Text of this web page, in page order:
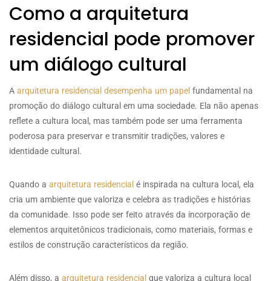
Como a arquitetura
residencial pode promover
um diálogo cultural
A arquitetura residencial desempenha um papel fundamental na
promoção do diálogo cultural em uma sociedade. Ela não apenas
reflete a cultura local, mas também pode ser uma ferramenta
poderosa para preservar e transmitir tradições, valores e
identidade cultural.
Quando a arquitetura residencial é inspirada na cultura local, ela
cria um ambiente que valoriza e celebra as tradições e histórias
da comunidade. Isso pode ser feito através da incorporação de
elementos arquitetônicos tradicionais, como materiais, formas e
estilos de construção característicos da região.
Além disso, a arquitetura residencial que valoriza a cultura local